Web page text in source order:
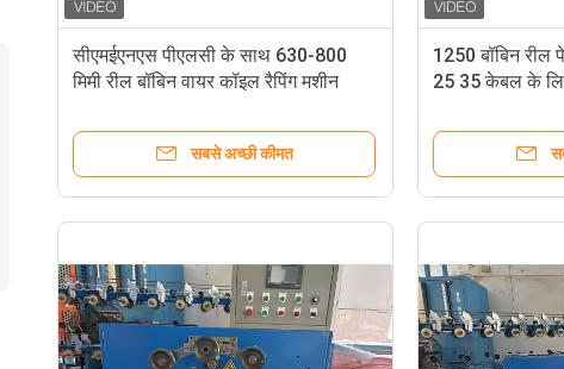
सीएमईएनएस पीएलसी के साथ 630-800
मिमी रील बॉबिन वायर कॉइल रैपिंग मशीन
सबसे अच्छी कीमत
1250 बॉबिन
25 35 केबल के